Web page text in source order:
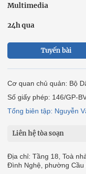
Multimedia
24h qua
Tuyến bài
Cơ quan chủ quản: Bộ
Số giấy phép: 146/GP-
Tổng biên tập: Nguyễn
Liên hệ tòa soạn
Địa chỉ: Tầng 18, Toà
Đình Nghệ, phường Cầu